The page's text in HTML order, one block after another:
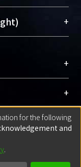
researcher
integrates the
“Academic
用性的社會運
著作公開供使
提升研究影響
）
+
或由第三方贊
者及第三方同
is your
the right to
使用
版單位之版權
+
+
號登入
+
匯入
for the following
and
.